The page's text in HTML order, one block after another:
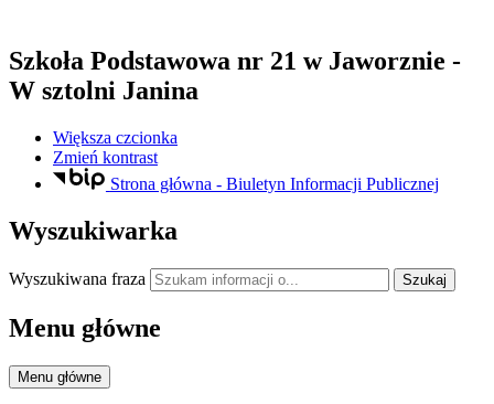
Szkoła Podstawowa nr 21 w Jaworznie -
W sztolni Janina
Większa czcionka
Zmień kontrast
Strona główna - Biuletyn Informacji Publicznej
Wyszukiwarka
Wyszukiwana fraza Szukaj
Menu główne
Menu główne